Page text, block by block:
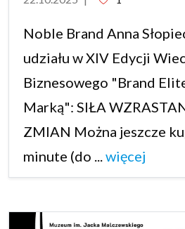
Noble Brand Anna
udziału w XIV Edycji
Biznesowego "Brand
Marką": SIŁA
ZMIAN Można jeszcze
minute (do ... więcej